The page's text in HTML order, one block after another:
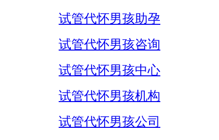
试管代怀男孩助孕
试管代怀男孩咨询
试管代怀男孩中心
试管代怀男孩机构
试管代怀男孩公司